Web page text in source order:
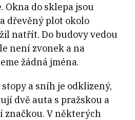
Okna do sklepa jsou
dřevěný plot okolo
natřít. Do budovy vedou
není zvonek a na
žádná jména.
a sníh je odklizený,
dvě auta s pražskou a
značkou. V některých